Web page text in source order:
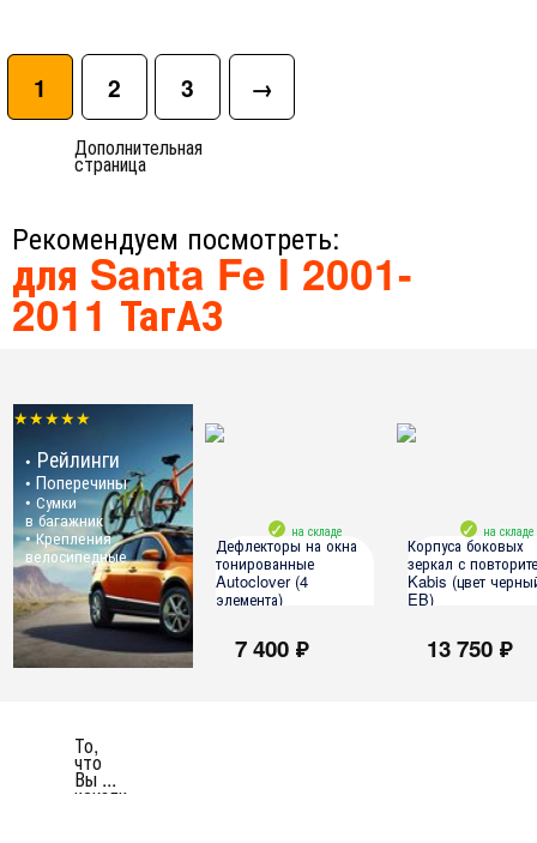
1 2 3 →
Дополнительная
страница
Рекомендуем посмотреть:
для Santa Fe I 2001-
2011 ТагАЗ
★★★★★
• Рейлинги
• Поперечины
• Сумки
в багажник
• Крепления
велосипедные
на складе
Дефлекторы на окна
тонированные
Autoclover (4
элемента)
Hyundai Santa Fe 2001-2006
Hyundai Santa Fe ТагАЗ 2006-
7 400 ₽
на складе
Корпуса боковых
зеркал с
Kabis (цвет
EB)
Hyundai Santa Fe
Hyundai Santa Fe ТагАЗ
13 750 ₽
То,
что
Вы ...
искали